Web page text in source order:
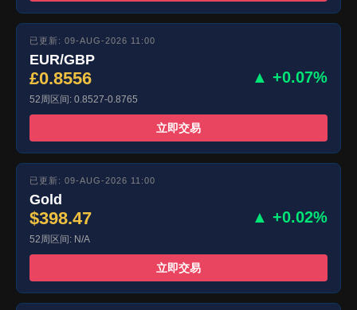
已更新: 09-AUG-2026 11:00
EUR/GBP
£0.8556 ▲ +0.07%
52周区间: 0.8527-0.8765
立即交易
已更新: 09-AUG-2026 11:00
Gold
$398.47 ▲ +0.02%
52周区间: N/A
立即交易